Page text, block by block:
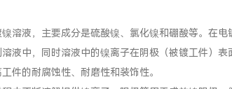
溶液，主要成分是硫酸镍、氯化镍和硼酸等。在
液中，同时溶液中的镍离子在阴极（被镀工件）表
件的耐腐蚀性、耐磨性和装饰性。